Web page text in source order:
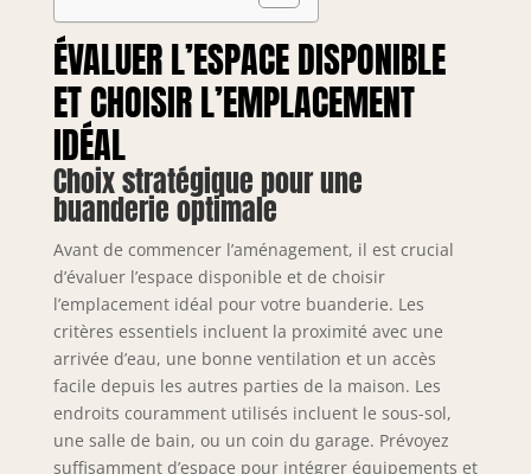
ÉVALUER L’ESPACE DISPONIBLE
ET CHOISIR L’EMPLACEMENT
IDÉAL
Choix stratégique pour une
buanderie optimale
Avant de commencer l’aménagement, il est crucial
d’évaluer l’espace disponible et de choisir
l’emplacement idéal pour votre buanderie. Les
critères essentiels incluent la proximité avec une
arrivée d’eau, une bonne ventilation et un accès
facile depuis les autres parties de la maison. Les
endroits couramment utilisés incluent le sous-sol,
une salle de bain, ou un coin du garage. Prévoyez
suffisamment d’espace pour intégrer équipements et